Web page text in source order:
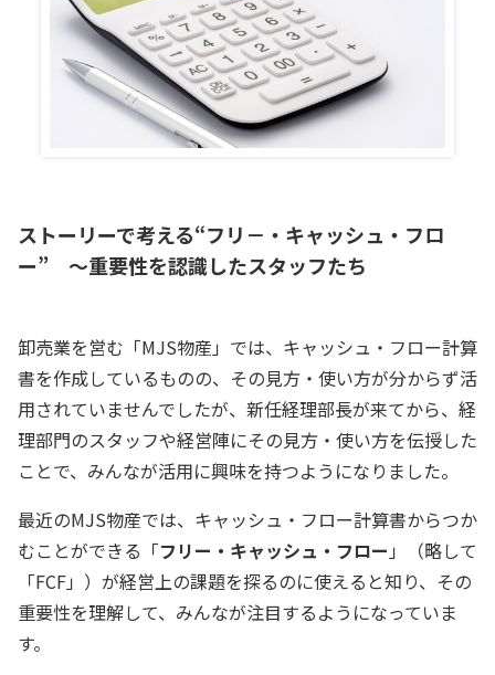
ストーリーで考える“フリ－・キャッシュ・フロ
ー” ～重要性を認識したスタッフたち
卸売業を営む「MJS物産」では、キャッシュ・フロー計算
書を作成しているものの、その見方・使い方が分からず活
用されていませんでしたが、新任経理部長が来てから、経
理部門のスタッフや経営陣にその見方・使い方を伝授した
ことで、みんなが活用に興味を持つようになりました。
最近のMJS物産では、キャッシュ・フロー計算書からつか
むことができる「フリー・キャッシュ・フロー 」（略して
「FCF」）が経営上の課題を探るのに使えると知り、その
重要性を理解して、みんなが注目するようになっていま
す。